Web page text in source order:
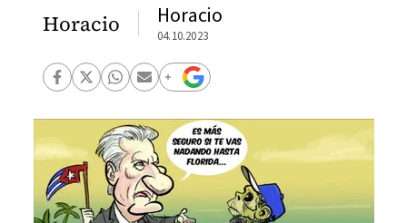
Horacio Horacio
04.10.2023